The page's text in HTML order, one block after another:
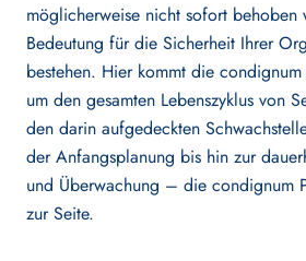
möglicherweise nicht sofort behoben
Bedeutung für die Sicherheit Ihrer
bestehen. Hier kommt die
um den gesamten Lebenszyklus von
den darin aufgedeckten
der Anfangsplanung bis hin zur
und Überwachung – die condignum
zur Seite.
UNTERNEHMEN
Über Uns
Customer Stories